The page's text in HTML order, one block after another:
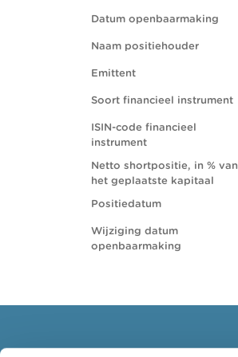
Datum openbaarmaking
Naam positiehouder
Emittent
Soort financieel instrument
ISIN-code financieel
instrument
Netto shortpositie, in % van
het geplaatste kapitaal
Positiedatum
Wijziging datum
openbaarmaking